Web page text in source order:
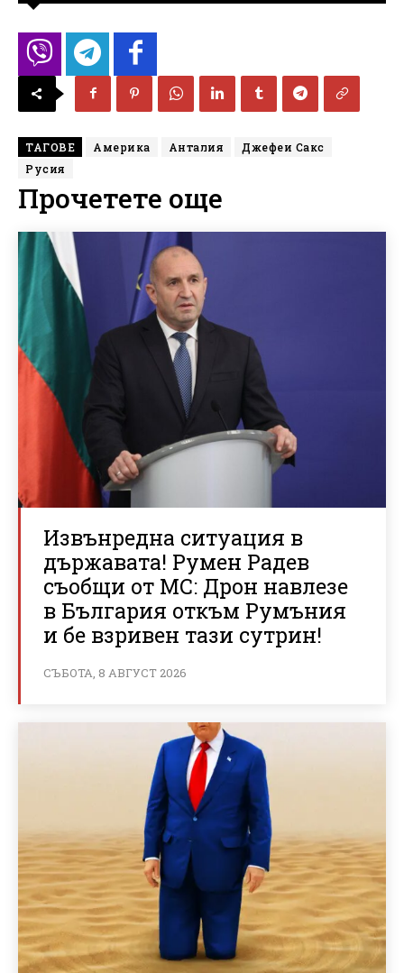
ТАГОВЕ Америка Анталия
Джефеи Сакс
Русия
Прочетете още
Извънредна ситуация в
държавата! Румен Радев
съобщи от МС: Дрон навлезе
в България откъм Румъния
и бе взривен тази сутрин!
СЪБОТА, 8 АВГУСТ 2026